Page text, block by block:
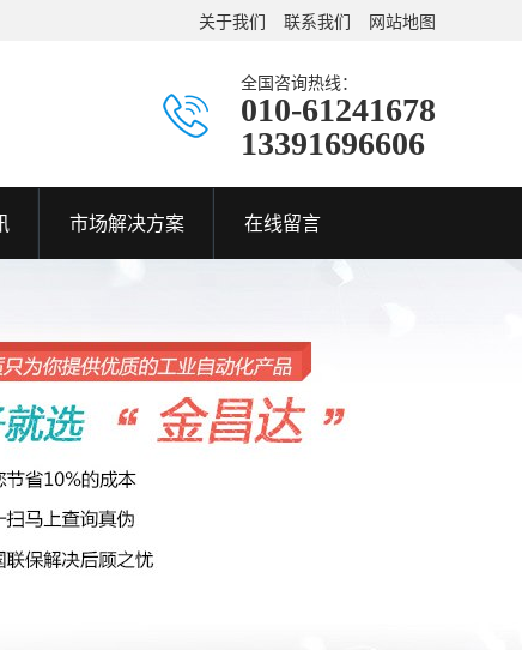
关于我们 联系我们 网站地图
全国咨询热线：
010-61241678
13391696606
市场解决方案 在线留言